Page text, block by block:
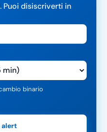
Puoi disiscriverti in
binario
alert